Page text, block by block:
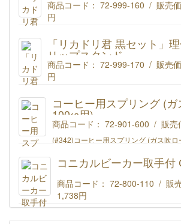
商品コード： 72-999-160 / 販売価
円
商品コード : 72-999-160
「リカドリ君 黒セット」
リップスタンド
商品コード： 72-999-170 / 販売価
円
商品コード : 72-999-170
コーヒー用スプリング (ガ
100φ用)
商品コード： 72-901-600 / 販売
(#342)コーヒー用スプリング (ガス吹
コニカルビーカー取手付
商品コード： 72-800-110 / 販
1,738円
リカシツ コニカルビーカー取手付